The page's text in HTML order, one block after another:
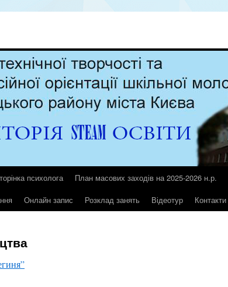
психолога План масових заходів на 2025-2026 н.р.
Онлайн запис Розклад занять Відеотур Контакти